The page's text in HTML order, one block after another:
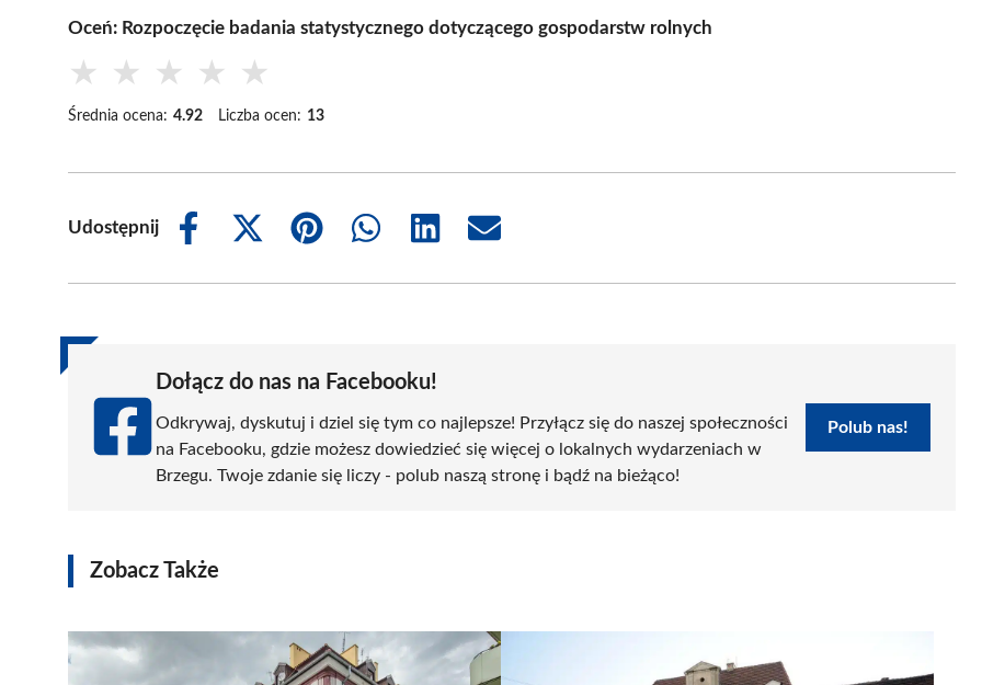
Oceń: Rozpoczęcie badania statystycznego dotyczącego gospodarstw rolnych
★ ★ ★ ★ ★
Średnia ocena: 4.92 Liczba ocen: 13
Udostępnij
Share
Share
(Twitter)
Share
Share
Share
Share
Dołącz do nas na Facebooku!
Odkrywaj, dyskutuj i dziel się tym co najlepsze! Przyłącz się do naszej społeczności
na Facebooku, gdzie możesz dowiedzieć się więcej o lokalnych wydarzeniach w
Brzegu. Twoje zdanie się liczy - polub naszą stronę i bądź na bieżąco!
Polub nas!
Zobacz Także